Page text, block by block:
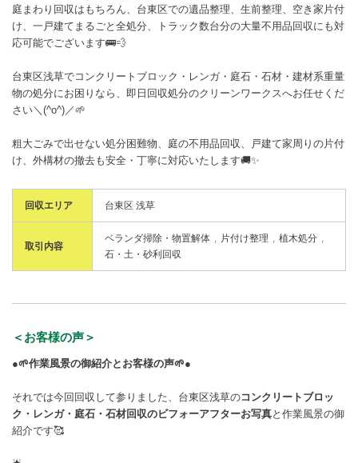
庭まわり回収はもちろん、台東区での遺品整理、生前整理、空き家片付
け、一戸建てまるごと全処分、トラック数台分の大量不用品回収にも対
応可能でございます🚌💨
台東区浅草でコンクリートブロック・レンガ・庭石・石材・建材系重量
物の処分にお困りなら、即日回収処分のクリーンワークスへお任せくだ
さい＼(^o^)／🌱
粗大ごみで出せない処分困難物、庭の不用品回収、戸建て家周りの片付
け、外構材の撤去も安全・丁寧に対応いたします🚚✨
回収エリア 台東区 浅草
取引内容
ベランダ掃除・物置解体 片付け整理
植木処分
石・土・砂利回収
＜お客様の声＞
●🌱作業風景の御紹介とお客様の声🌱●
それでは今回回収して参りました、台東区浅草のコンクリートブロッ
ク・レンガ・庭石・石材回収のビフォーアフターお写真と作業風景の御
紹介です🥰